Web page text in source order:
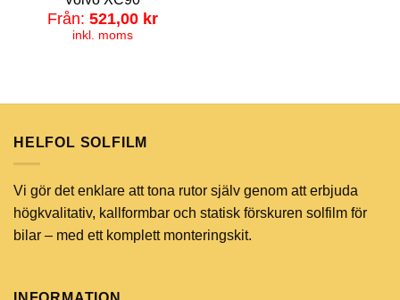
Från: 521,00 kr
inkl. moms
HELFOL SOLFILM
Vi gör det enklare att tona rutor själv genom att erbjuda
högkvalitativ, kallformbar och statisk förskuren solfilm för
bilar – med ett komplett monteringskit.